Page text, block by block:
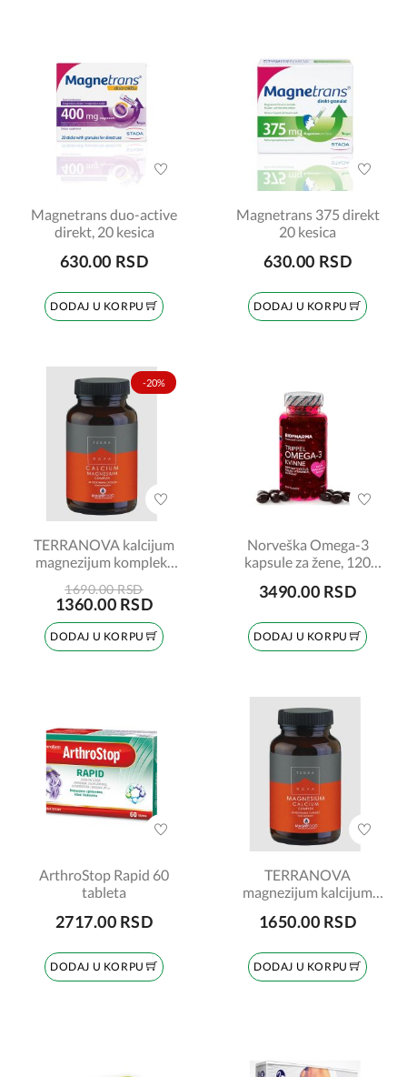
Magnetrans duo-active
direkt, 20 kesica
630.00 RSD
DODAJ U KORPU
Magnetrans 375 direkt
20 kesica
630.00 RSD
DODAJ U KORPU
-20%
TERRANOVA kalcijum
magnezijum kompleks
1690.00 RSD
1360.00 RSD
DODAJ U KORPU
Norveška Omega-3
kapsule za žene, 120
3490.00 RSD
DODAJ U KORPU
ArthroStop Rapid 60
tableta
2717.00 RSD
DODAJ U KORPU
TERRANOVA
magnezijum kalcijum
kapsula
1650.00 RSD
DODAJ U KORPU